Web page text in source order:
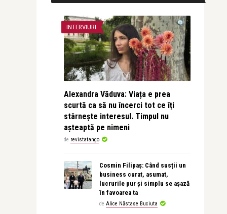
INTERVIURI
Alexandra Văduva: Viața e prea
scurtă ca să nu încerci tot ce îți
stârnește interesul. Timpul nu
așteaptă pe nimeni
de revistatango
Cosmin Filipaș: Când susții un
business curat, asumat,
lucrurile pur și simplu se așază
în favoarea ta
de Alice Năstase Buciuta